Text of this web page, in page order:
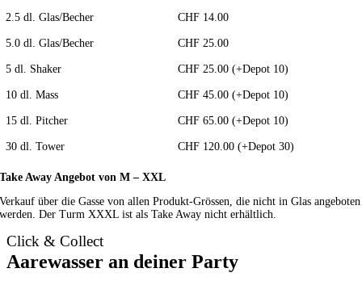
2.5 dl. Glas/Becher CHF 14.00
5.0 dl. Glas/Becher CHF 25.00
5 dl. Shaker CHF 25.00 (+Depot 10)
10 dl. Mass CHF 45.00 (+Depot 10)
15 dl. Pitcher CHF 65.00 (+Depot 10)
30 dl. Tower CHF 120.00 (+Depot 30)
Take Away Angebot von M – XXL
Verkauf über die Gasse von allen Produkt-Grössen, die nicht in Glas angeboten
werden. Der Turm XXXL ist als Take Away nicht erhältlich.
Click & Collect
Aarewasser an deiner Party